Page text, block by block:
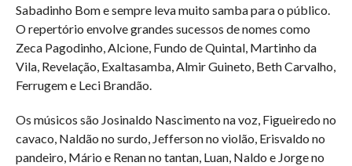
Sabadinho Bom e sempre leva muito samba para o público.
O repertório envolve grandes sucessos de nomes como
Zeca Pagodinho, Alcione, Fundo de Quintal, Martinho da
Vila, Revelação, Exaltasamba, Almir Guineto, Beth Carvalho,
Ferrugem e Leci Brandão.
Os músicos são Josinaldo Nascimento na voz, Figueiredo no
cavaco, Naldão no surdo, Jefferson no violão, Erisvaldo no
pandeiro, Mário e Renan no tantan, Luan, Naldo e Jorge no